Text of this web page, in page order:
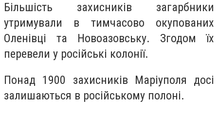
Більшість захисників загарбники
утримували в тимчасово окупованих
Оленівці та Новоазовську. Згодом їх
перевели у російські колонії.
Понад 1900 захисників Маріуполя досі
залишаються в російському полоні.